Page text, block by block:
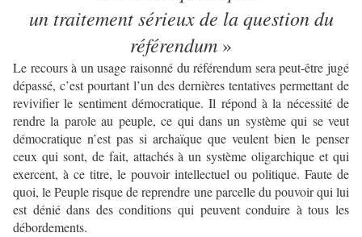
un traitement sérieux de la question du
référendum »
Le recours à un usage raisonné du référendum sera peut-être jugé
dépassé, c’est pourtant l’un des dernières tentatives permettant de
revivifier le sentiment démocratique. Il répond à la nécessité de
rendre la parole au peuple, ce qui dans un système qui se veut
démocratique n’est pas si archaïque que veulent bien le penser
ceux qui sont, de fait, attachés à un système oligarchique et qui
exercent, à ce titre, le pouvoir intellectuel ou politique. Faute de
quoi, le Peuple risque de reprendre une parcelle du pouvoir qui lui
est dénié dans des conditions qui peuvent conduire à tous les
débordements.